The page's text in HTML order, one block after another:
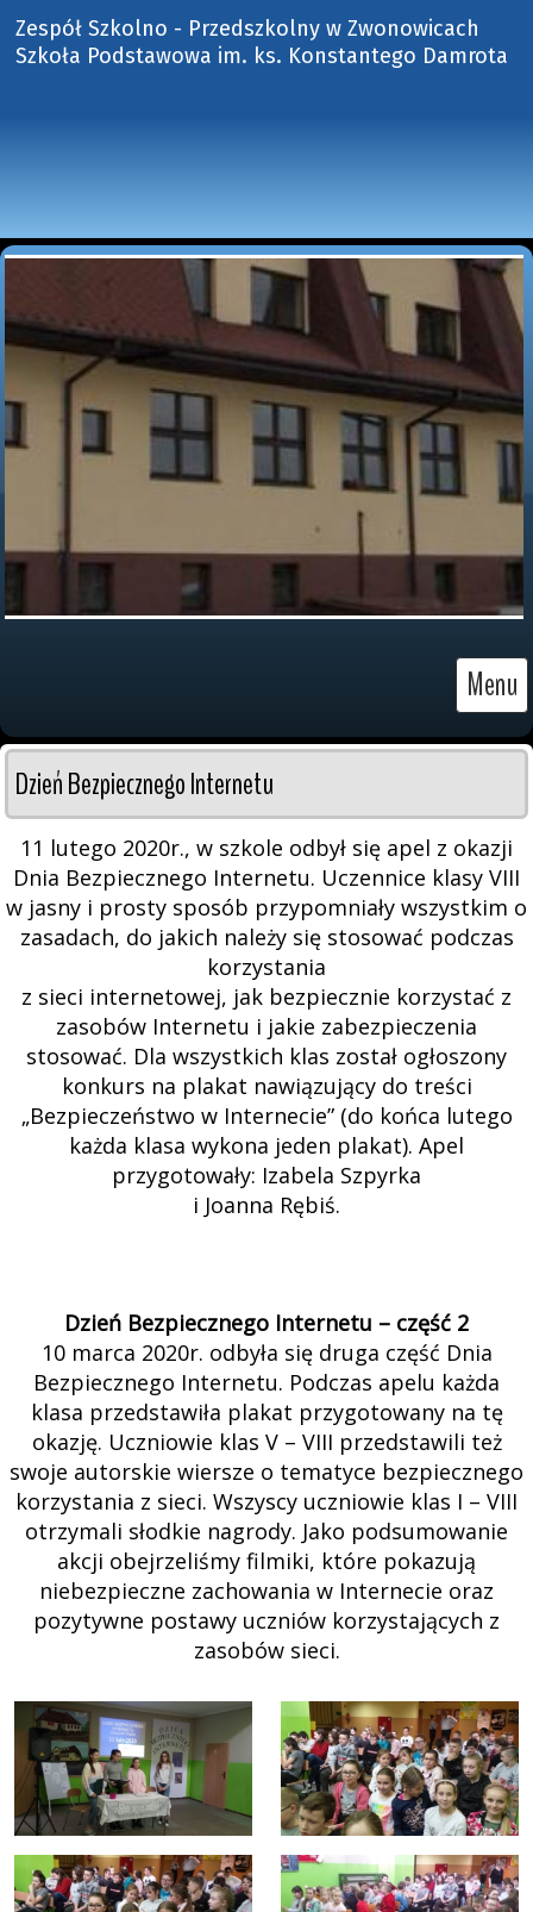
Zespół Szkolno - Przedszkolny w Zwonowicach
Szkoła Podstawowa im. ks. Konstantego Damrota
Menu
Dzień Bezpiecznego Internetu
11 lutego 2020r., w szkole odbył się apel z okazji
Dnia Bezpiecznego Internetu. Uczennice klasy VIII
w jasny i prosty sposób przypomniały wszystkim o
zasadach, do jakich należy się stosować podczas
korzystania
z sieci internetowej, jak bezpiecznie korzystać z
zasobów Internetu i jakie zabezpieczenia
stosować. Dla wszystkich klas został ogłoszony
konkurs na plakat nawiązujący do treści
„Bezpieczeństwo w Internecie” (do końca lutego
każda klasa wykona jeden plakat). Apel
przygotowały: Izabela Szpyrka
i Joanna Rębiś.
Dzień Bezpiecznego Internetu – część 2
10 marca 2020r. odbyła się druga część Dnia
Bezpiecznego Internetu. Podczas apelu każda
klasa przedstawiła plakat przygotowany na tę
okazję. Uczniowie klas V – VIII przedstawili też
swoje autorskie wiersze o tematyce bezpiecznego
korzystania z sieci. Wszyscy uczniowie klas I – VIII
otrzymali słodkie nagrody. Jako podsumowanie
akcji obejrzeliśmy filmiki, które pokazują
niebezpieczne zachowania w Internecie oraz
pozytywne postawy uczniów korzystających z
zasobów sieci.